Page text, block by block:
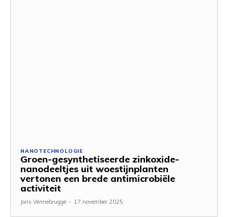
NANOTECHNOLOGIE
Groen-gesynthetiseerde zinkoxide-
nanodeeltjes uit woestijnplanten
vertonen een brede antimicrobiële
activiteit
Joris Vennebrugge - 17 november 2025